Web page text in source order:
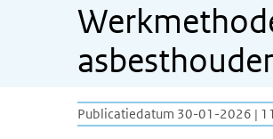
Publicatiedatum 30-01-2026 |